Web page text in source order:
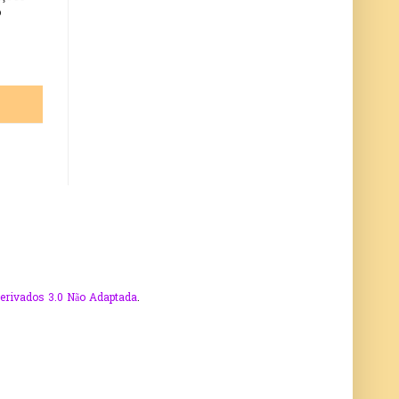
3.0 Não Adaptada.